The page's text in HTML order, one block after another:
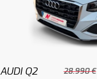
AUDI Q2 28.990 €